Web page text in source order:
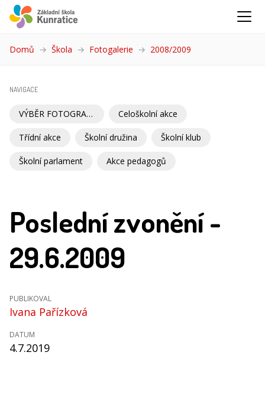
Domů Škola Fotogalerie 2008/2009
NAVIGACE
VÝBĚR FOTOGRAFIÍ Celoškolní akce
Třídní akce Školní družina Školní klub
Školní parlament Akce pedagogů
Poslední zvonění -
29.6.2009
PUBLIKOVAL
Ivana Pařízková
DATUM
4.7.2019